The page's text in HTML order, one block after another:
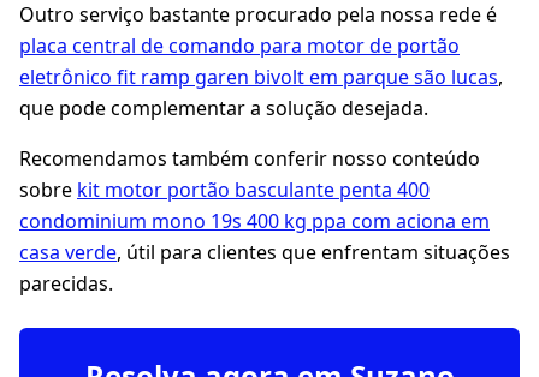
Outro serviço bastante procurado pela nossa rede é
placa central de comando para motor de portão
eletrônico fit ramp garen bivolt em parque são lucas,
que pode complementar a solução desejada.
Recomendamos também conferir nosso conteúdo
sobre kit motor portão basculante penta 400
condominium mono 19s 400 kg ppa com aciona em
casa verde, útil para clientes que enfrentam situações
parecidas.